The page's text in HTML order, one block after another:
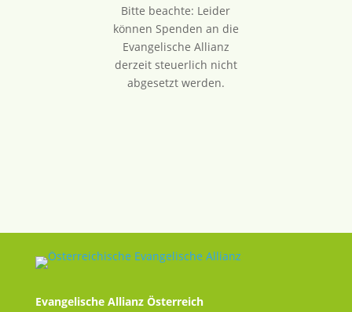
Bitte beachte: Leider
können Spenden an die
Evangelische Allianz
derzeit steuerlich nicht
abgesetzt werden.
Evangelische Allianz Österreich